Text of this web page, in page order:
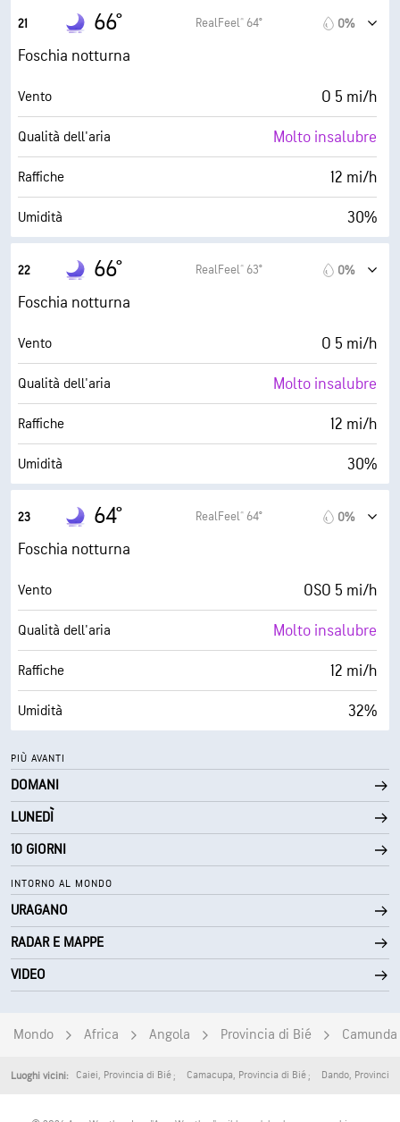
Punto di rugiada
AccuLumen Brightness Index™
Nuvolosità 0%
Visibilità 6 mi
Strato di nuvole 30000 ft
21 66° RealFeel® 64° 0%
Foschia notturna
Vento O 5 mi/h
Qualità dell'aria Molto insalubre
Raffiche 12 mi/h
Umidità 30%
Punto di rugiada
AccuLumen Brightness Index™
Nuvolosità 0%
Visibilità 6 mi
Strato di nuvole 30000 ft
22 66° RealFeel® 63° 0%
Foschia notturna
Vento O 5 mi/h
Qualità dell'aria Molto insalubre
Raffiche 12 mi/h
Umidità 30%
Punto di rugiada
AccuLumen Brightness Index™
Nuvolosità 0%
Visibilità 6 mi
Strato di nuvole 30000 ft
23 64° RealFeel® 64° 0%
Foschia notturna
Vento OSO 5 mi/h
Qualità dell'aria Molto insalubre
Raffiche 12 mi/h
Umidità 32%
Punto di rugiada
AccuLumen Brightness Index™ 0 (Scuro)
Nuvolosità 0%
Visibilità 6 mi
Strato di nuvole 30000 ft
PIÙ AVANTI
DOMANI
LUNEDÌ
10 GIORNI
INTORNO AL MONDO
URAGANO
RADAR E MAPPE
VIDEO
Mondo Africa Angola Provincia di Bié Camunda
Luoghi vicini: Caiei, Provincia di Bié Camacupa, Provincia di Bié Dando, Provincia